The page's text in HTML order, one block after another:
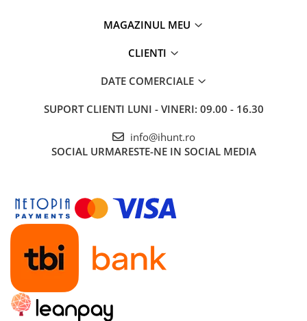
Uscătoare Haine
Plăci de Îndreptat Părul
SPA
CASA, GRADINA SI BRICOLAJ
Sigurante inteligente
Camere de supraveghere
Climatizare
MAGAZINUL MEU
CLIENTI
DATE COMERCIALE
SUPORT CLIENTI LUNI - VINERI: 09.00 - 16.30
info@ihunt.ro
SOCIAL URMARESTE-NE IN SOCIAL MEDIA